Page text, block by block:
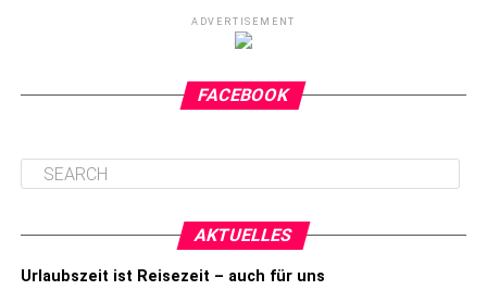
ADVERTISEMENT
FACEBOOK
AKTUELLES
Urlaubszeit ist Reisezeit – auch für uns